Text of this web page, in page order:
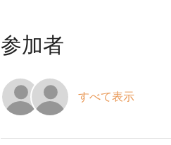
参加者
すべて表示